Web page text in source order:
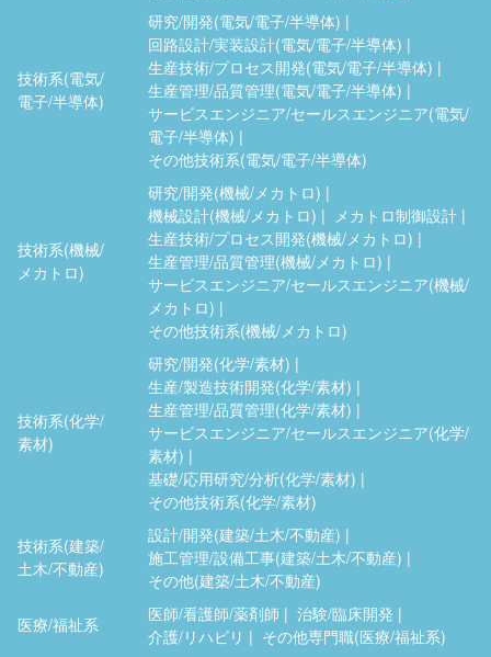
技術系(電気/
電子/半導体)
研究/開発(電気/電子/半導体)
回路設計/実装設計(電気/電子/半導体)
生産技術/プロセス開発(電気/電子/半導体)
生産管理/品質管理(電気/電子/半導体)
サービスエンジニア/セールスエンジニア(電気/
電子/半導体)
その他技術系(電気/電子/半導体)
技術系(機械/
メカトロ)
研究/開発(機械/メカトロ)
機械設計(機械/メカトロ)
メカトロ制御設計
生産技術/プロセス開発(機械/メカトロ)
生産管理/品質管理(機械/メカトロ)
サービスエンジニア/セールスエンジニア(機械/
メカトロ)
その他技術系(機械/メカトロ)
技術系(化学/
素材)
研究/開発(化学/素材)
生産/製造技術開発(化学/素材)
生産管理/品質管理(化学/素材)
サービスエンジニア/セールスエンジニア(化学/
素材)
基礎/応用研究/分析(化学/素材)
その他技術系(化学/素材)
技術系(建築/
土木/不動産)
設計/開発(建築/土木/不動産)
施工管理/設備工事(建築/土木/不動産)
その他(建築/土木/不動産)
医療/福祉系
医師/看護師/薬剤師
治験/臨床開発
介護/リハビリ
その他専門職(医療/福祉系)